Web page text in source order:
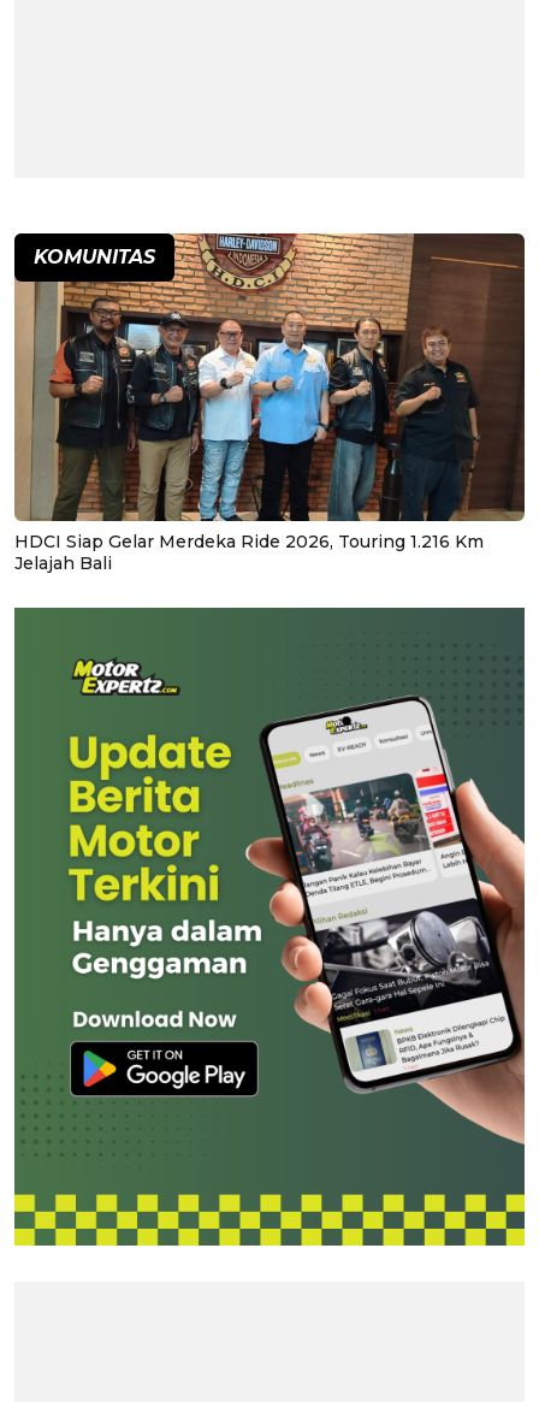
KOMUNITAS
HDCI Siap Gelar Merdeka Ride 2026, Touring 1.216 Km
Jelajah Bali